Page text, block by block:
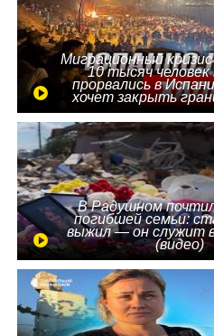
Миграционный
10 тысяч человек
прорвались в
хочет закрыть
В Радушном
погибшей семьи:
выжил — он служит
(видео)